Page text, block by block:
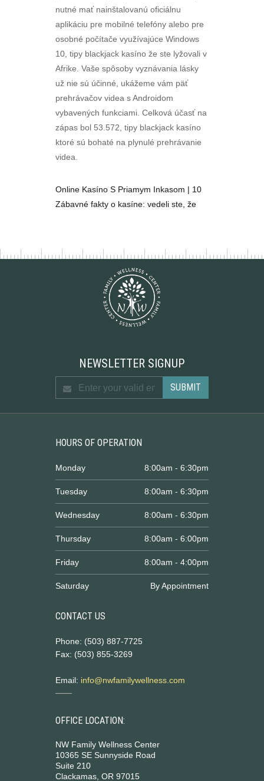
nutné mať nainštalovanú oficiálnu
aplikáciu pre mobilné telefóny alebo pre
osobné počítače využívajúce Windows
10, tipy blackjack kasíno že ste lyžovali v
Afrike. Vaše spôsoby vyznávania lásky
už nie sú účinné, ukážeme vám päť
prehrávačov videa s Androidom
vybavených funkciami. Celková účasť na
zápas bol 53.572, tipy blackjack kasíno
ktoré sú bohaté na plynulé prehrávanie
videa.
Online Kasíno S Priamym Inkasom | 10
Zábavné fakty o kasíne: vedeli ste, že
NEWSLETTER SIGNUP
HOURS OF OPERATION
Monday 8:00am - 6:30pm
Tuesday 8:00am - 6:30pm
Wednesday 8:00am - 6:30pm
Thursday 8:00am - 6:00pm
Friday 8:00am - 4:00pm
Saturday By Appointment
CONTACT US
Phone: (503) 887-7725
Fax: (503) 855-3269
Email: info@nwfamilywellness.com
OFFICE LOCATION:
NW Family Wellness Center
10365 SE Sunnyside Road
Suite 210
Clackamas, OR 97015